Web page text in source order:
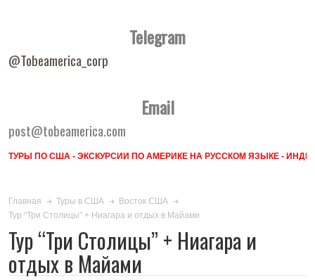
Telegram
@Tobeamerica_corp
Email
post@tobeamerica.com
ТУРЫ ПО США - ЭКСКУРСИИ ПО АМЕРИКЕ НА РУССКОМ ЯЗЫКЕ -
Главная Туры в США
Восток США
Тур “Три Столицы” + Ниагара и отдых в Майами
Тур “Три Столицы” + Ниагара и
отдых в Майами